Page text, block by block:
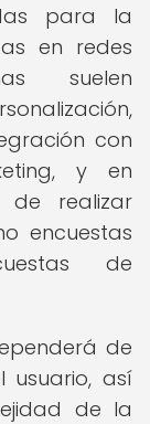
para la
en redes
suelen
con
y en
de realizar
encuestas
de
de
usuario, así
de la